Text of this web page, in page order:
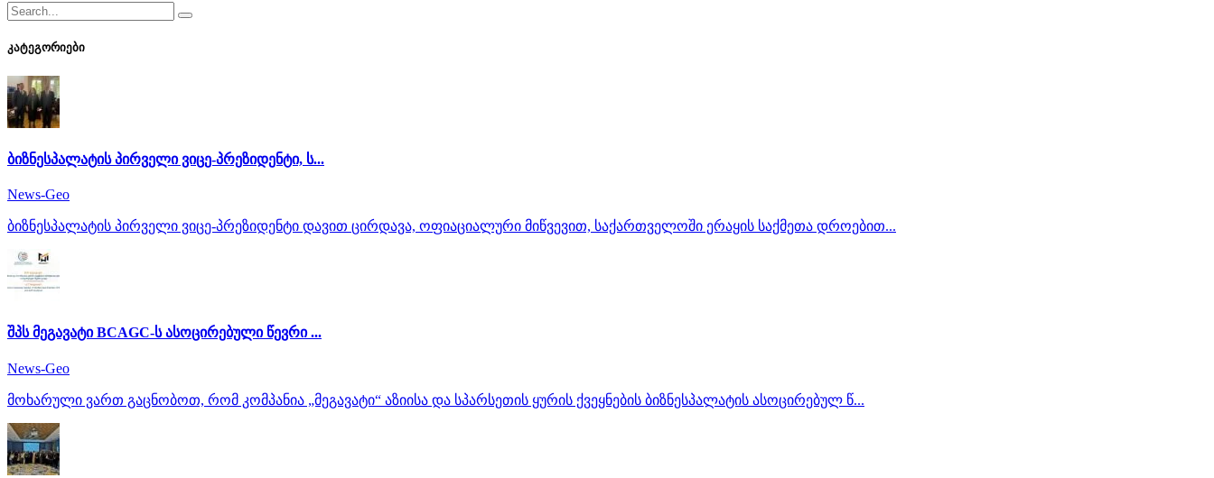
კატეგორიები
ბიზნესპალატის პირველი ვიცე-პრეზიდენტი, ს...
News-Geo
ბიზნესპალატის პირველი ვიცე-პრეზიდენტი დავით ცირდავა, ოფიაციალური მიწვევით, საქართველოში ერაყის საქმეთა დროებით...
შპს მეგავატი BCAGC-ს ასოცირებული წევრი ...
News-Geo
მოხარული ვართ გაცნობოთ, რომ კომპანია „მეგავატი“ აზიისა და სპარსეთის ყურის ქვეყნების ბიზნესპალატის ასოცირებულ წ...